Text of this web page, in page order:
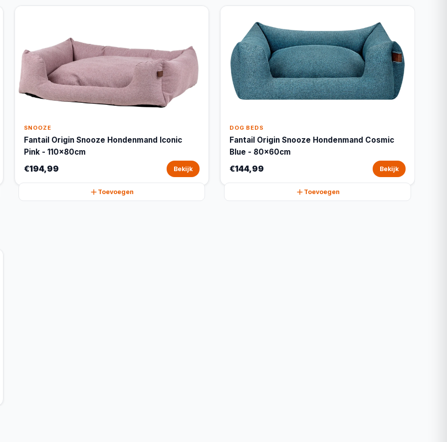
SNOOZE
Fantail Origin Snooze Hondenmand Iconic
Pink - 110x80cm
€194,99 Bekijk
Toevoegen
DOG BEDS
Fantail Origin Snooze Hondenmand Cosmic
Blue - 80x60cm
€144,99 Bekijk
Toevoegen